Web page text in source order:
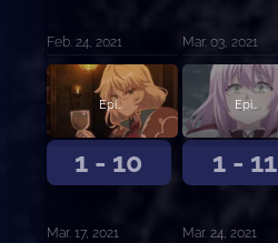
Feb. 24, 2021 Mar. 03, 2021
1 - 10
Episodio 10
Mar. 17, 2021
1 - 11
Episodio 11
Mar. 24, 2021